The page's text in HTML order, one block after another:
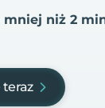
mniej niż 2
teraz